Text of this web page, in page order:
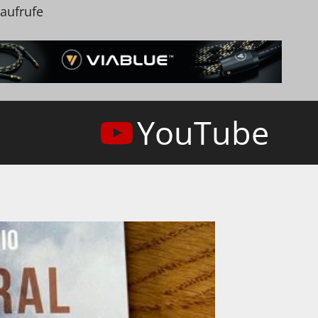
YouTube